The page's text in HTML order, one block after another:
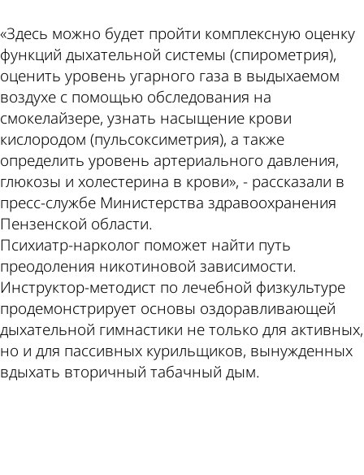
«Здесь можно будет пройти комплексную оценку
функций дыхательной системы (спирометрия),
оценить уровень угарного газа в выдыхаемом
воздухе с помощью обследования на
смокелайзере, узнать насыщение крови
кислородом (пульсоксиметрия), а также
определить уровень артериального давления,
глюкозы и холестерина в крови», - рассказали в
пресс-службе Министерства здравоохранения
Пензенской области.
Психиатр-нарколог поможет найти путь
преодоления никотиновой зависимости.
Инструктор-методист по лечебной физкультуре
продемонстрирует основы оздоравливающей
дыхательной гимнастики не только для активных,
но и для пассивных курильщиков, вынужденных
вдыхать вторичный табачный дым.